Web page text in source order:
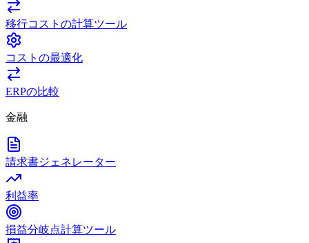
移行コストの計算ツール
コストの最適化
ERPの比較
金融
請求書ジェネレーター
利益率
損益分岐点計算ツール